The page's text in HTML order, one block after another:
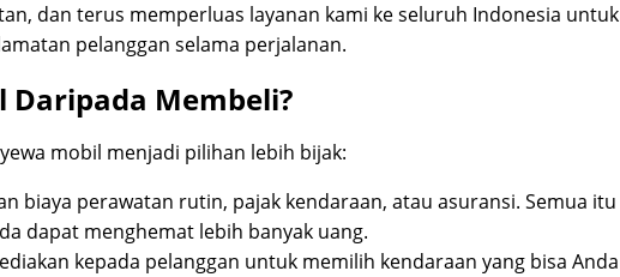
dan terus memperluas layanan kami ke seluruh Indonesia untuk
pelanggan selama perjalanan.
Daripada Membeli?
mobil menjadi pilihan lebih bijak:
biaya perawatan rutin, pajak kendaraan, atau asuransi. Semua itu
dapat menghemat lebih banyak uang.
kepada pelanggan untuk memilih kendaraan yang bisa Anda